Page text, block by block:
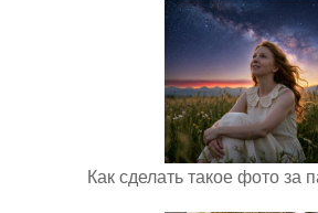
Как сделать такое фото за